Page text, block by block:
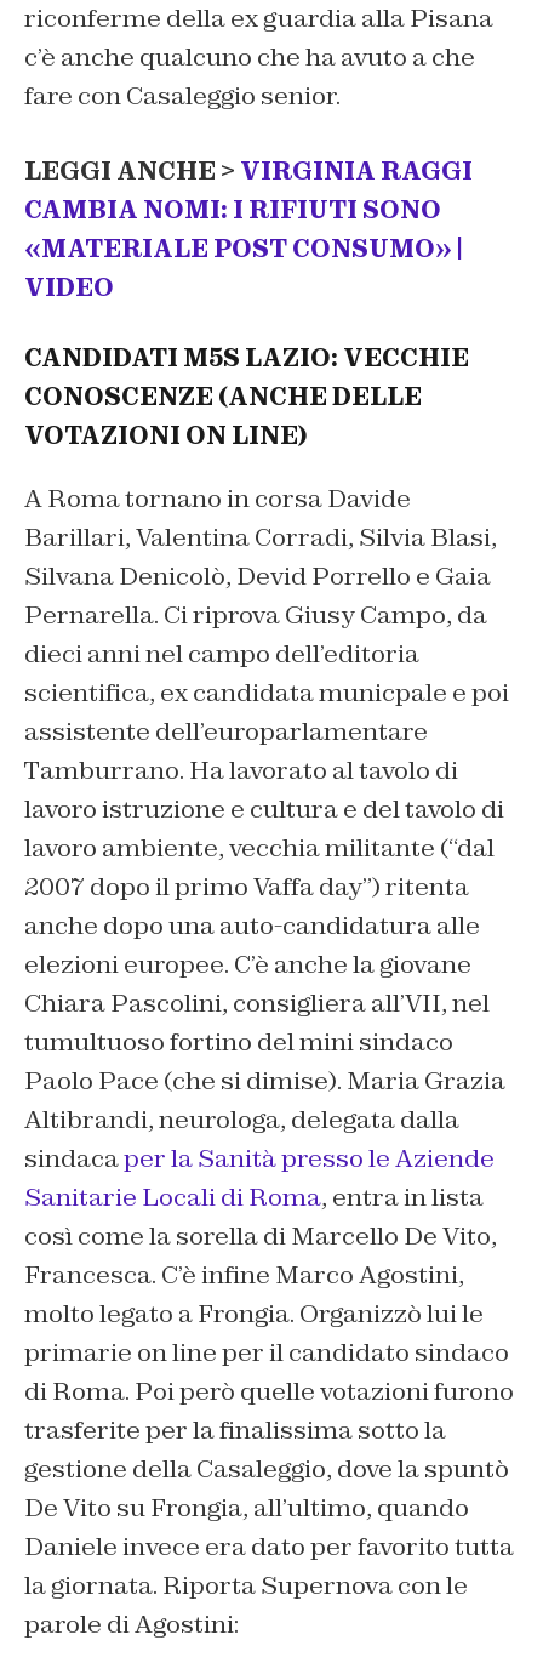
riconferme della ex guardia alla Pisana
c’è anche qualcuno che ha avuto a che
fare con Casaleggio senior.
LEGGI ANCHE > VIRGINIA RAGGI
CAMBIA NOMI: I RIFIUTI SONO
«MATERIALE POST CONSUMO» |
VIDEO
CANDIDATI M5S LAZIO: VECCHIE
CONOSCENZE (ANCHE DELLE
VOTAZIONI ON LINE)
A Roma tornano in corsa Davide
Barillari, Valentina Corradi, Silvia Blasi,
Silvana Denicolò, Devid Porrello e Gaia
Pernarella. Ci riprova Giusy Campo, da
dieci anni nel campo dell’editoria
scientifica, ex candidata municpale e poi
assistente dell’europarlamentare
Tamburrano. Ha lavorato al tavolo di
lavoro istruzione e cultura e del tavolo di
lavoro ambiente, vecchia militante (“dal
2007 dopo il primo Vaffa day”) ritenta
anche dopo una auto-candidatura alle
elezioni europee. C’è anche la giovane
Chiara Pascolini, consigliera all’VII, nel
tumultuoso fortino del mini sindaco
Paolo Pace (che si dimise). Maria Grazia
Altibrandi, neurologa, delegata dalla
sindacaper la Sanità presso le Aziende
Sanitarie Locali di Roma, entra in lista
così come la sorella di Marcello De Vito,
Francesca. C’è infine Marco Agostini,
molto legato a Frongia. Organizzò lui le
primarie on line per il candidato sindaco
di Roma. Poi però quelle votazioni furono
trasferite per la finalissima sotto la
gestione della Casaleggio, dove la spuntò
De Vito su Frongia, all’ultimo, quando
Daniele invece era dato per favorito tutta
la giornata. Riporta Supernova con le
parole di Agostini: